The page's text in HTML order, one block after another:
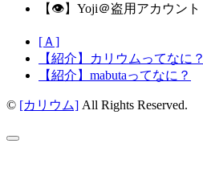
【👁】Yoji＠盗用アカウント
[Ａ]
【紹介】カリウムってなに？
【紹介】mabutaってなに？
© [カリウム] All Rights Reserved.